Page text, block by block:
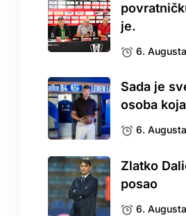
je.
6.
Sada je
osoba
6.
Zlatko
posao
6.